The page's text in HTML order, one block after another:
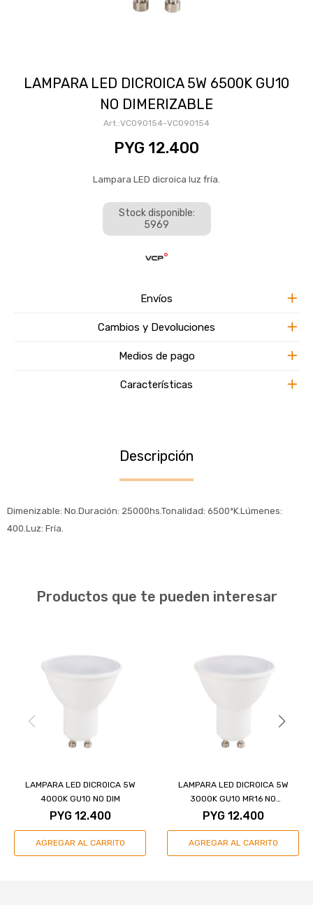
LAMPARA LED DICROICA 5W 6500K GU10
NO DIMERIZABLE
VC090154-VC090154
PYG 12.400
Lampara LED dicroica luz fría.
Stock disponible:
5969
Envíos
Cambios y Devoluciones
Medios de pago
Características
Descripción
Dimenizable: No.Duración: 25000hs.Tonalidad: 6500ªK.Lúmenes:
400.Luz: Fría.
Productos que te pueden interesar
LAMPARA LED DICROICA 5W
4000K GU10 NO DIM
PYG 12.400
LAMPARA LED DICROICA 5W
3000K GU10 MR16 NO
DIMERIZABLE
PYG 12.400